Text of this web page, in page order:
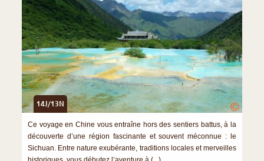
14J/13N ©
Ce voyage en Chine vous entraîne hors des sentiers battus, à la
découverte d’une région fascinante et souvent méconnue : le
Sichuan. Entre nature exubérante, traditions locales et merveilles